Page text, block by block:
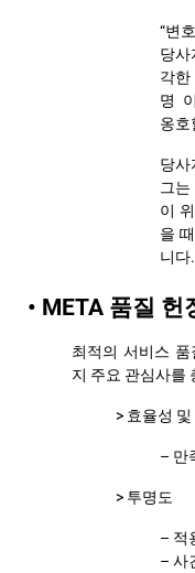
“변
당사
각한
명
옹호
당
그
이
을
니다
• META 품질 헌
최적의 서비스
지 주요 관심사를
> 효율성
– 만
> 투명도
– 적
– 사